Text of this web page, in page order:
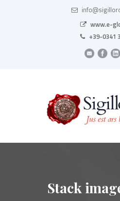
www.e-
+39-0341
Stack